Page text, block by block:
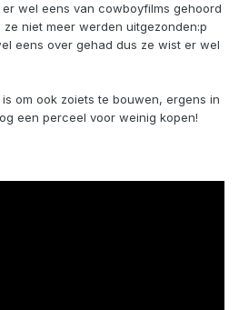
wel eens van cowboyfilms gehoord
niet meer werden uitgezonden:p
eens over gehad dus ze wist er wel
om ook zoiets te bouwen, ergens in
een perceel voor weinig kopen!